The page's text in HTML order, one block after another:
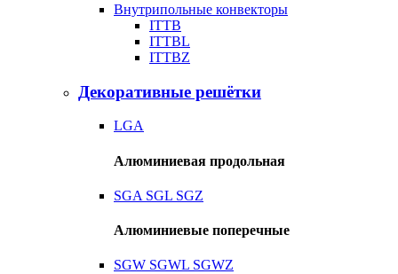
Внутрипольные конвекторы
ITTB
ITTBL
ITTBZ
Декоративные решётки
LGA
Алюминиевая продольная
SGA SGL SGZ
Алюминиевые поперечные
SGW SGWL SGWZ